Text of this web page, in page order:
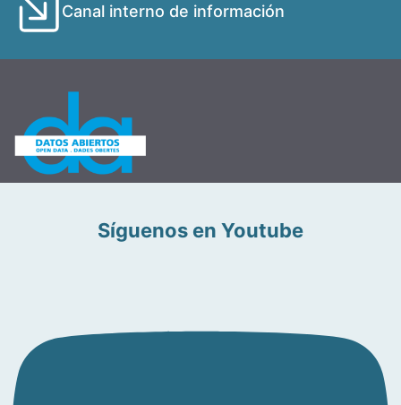
Canal interno de información
Síguenos en Youtube